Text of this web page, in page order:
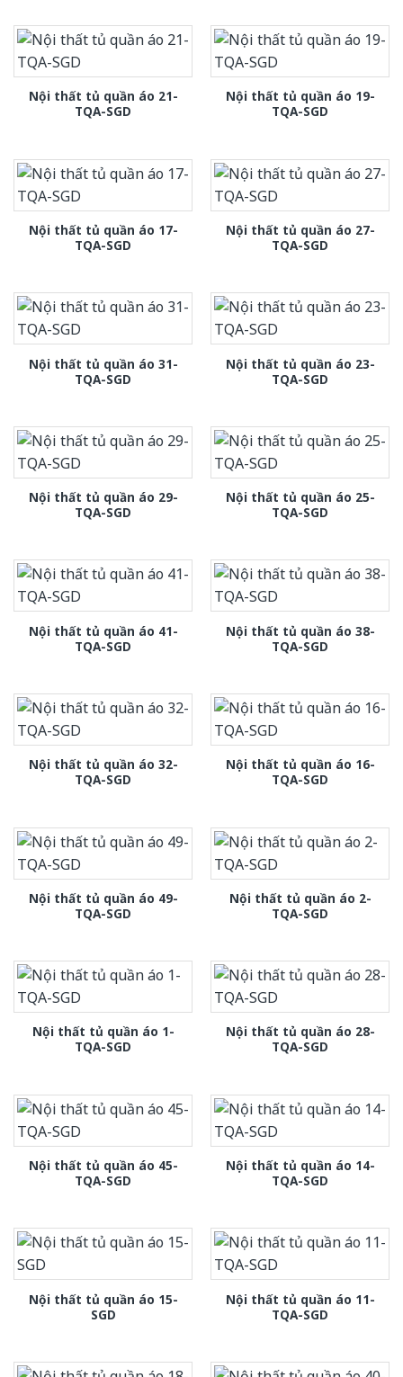
Nội thất tủ quần áo 21-
TQA-SGD
Nội thất tủ quần áo 19-
TQA-SGD
Nội thất tủ quần áo 17-
TQA-SGD
Nội thất tủ quần áo 27-
TQA-SGD
Nội thất tủ quần áo 31-
TQA-SGD
Nội thất tủ quần áo 23-
TQA-SGD
Nội thất tủ quần áo 29-
TQA-SGD
Nội thất tủ quần áo 25-
TQA-SGD
Nội thất tủ quần áo 41-
TQA-SGD
Nội thất tủ quần áo 38-
TQA-SGD
Nội thất tủ quần áo 32-
TQA-SGD
Nội thất tủ quần áo 16-
TQA-SGD
Nội thất tủ quần áo 49-
TQA-SGD
Nội thất tủ quần áo 2-
TQA-SGD
Nội thất tủ quần áo 1-
TQA-SGD
Nội thất tủ quần áo 28-
TQA-SGD
Nội thất tủ quần áo 45-
TQA-SGD
Nội thất tủ quần áo 14-
TQA-SGD
Nội thất tủ quần áo 15-
SGD
Nội thất tủ quần áo 11-
TQA-SGD